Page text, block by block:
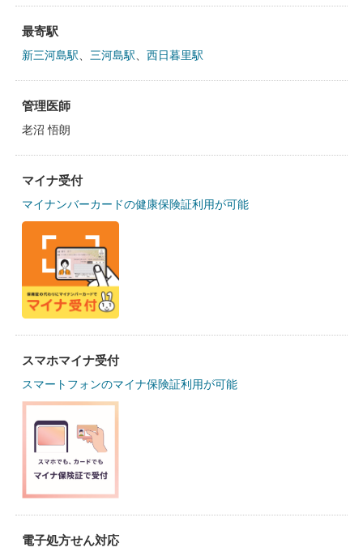
最寄駅
新三河島駅 三河島駅 西日暮里駅
管理医師
老沼 悟朗
マイナ受付
マイナンバーカードの健康保険証利用が可能
スマホマイナ受付
スマートフォンのマイナ保険証利用が可能
電子処方せん対応